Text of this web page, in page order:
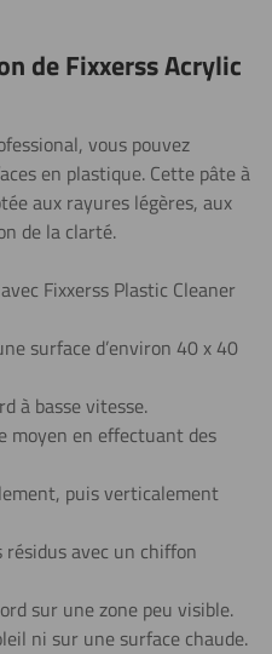
de Fixxerss Acrylic
vous pouvez
en plastique. Cette pâte à
aux rayures légères, aux
de la clarté.
Fixxerss Plastic Cleaner
surface d’environ 40 x 40
à basse vitesse.
moyen en effectuant des
puis verticalement
avec un chiffon
sur une zone peu visible.
ni sur une surface chaude.